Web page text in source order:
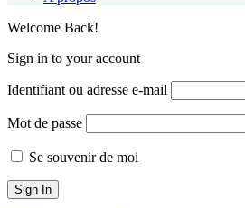
Welcome Back!
Sign in to your account
Identifiant ou adresse e-mail
Mot de passe
Se souvenir de moi